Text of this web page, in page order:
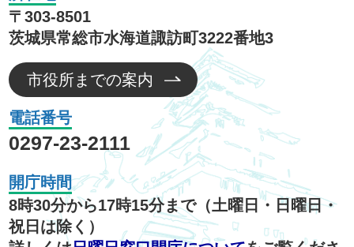
〒303-8501
茨城県常総市水海道諏訪町3222番地3
市役所までの案内
電話番号
0297-23-2111
開庁時間
8時30分から17時15分まで（土曜日・日曜日・
祝日は除く）